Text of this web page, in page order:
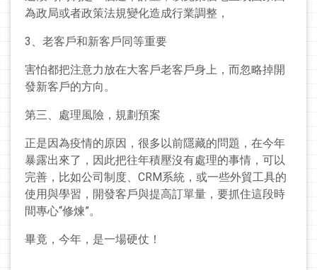
為政局或者政策法規變化造成行業調整，
3、老客戶和新客戶同等重要
害怕都把注意力放在大客戶老客戶身上，而忽略掉開
發新客戶的方向。
第三、處理風險，規劃預案
正是因為疫情的原因，很多以前隱藏的問題，在今年
暴露出來了，因此把往年積壓沒有處理的事情，可以
完善，比如公司制度、CRM系統，或一些外貿工具的
使用與學習，開發客戶與提高訂單量，要抓住這段時
間專心“修煉”。
畢竟，今年，是一場硬仗！